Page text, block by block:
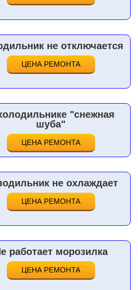
не отключается
ЦЕНА РЕМОНТА
"снежная
шуба"
ЦЕНА РЕМОНТА
не охлаждает
ЦЕНА РЕМОНТА
работает морозилка
ЦЕНА РЕМОНТА